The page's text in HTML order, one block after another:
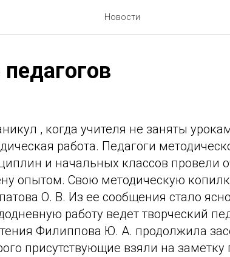
Новости
, когда учителя не заняты
работа. Педагоги
и начальных классов провели
опытом. Свою методическую
О. В. Из ее сообщения стало
работу ведет творческий
Филиппова Ю. А. продолжила
присутствующие взяли на